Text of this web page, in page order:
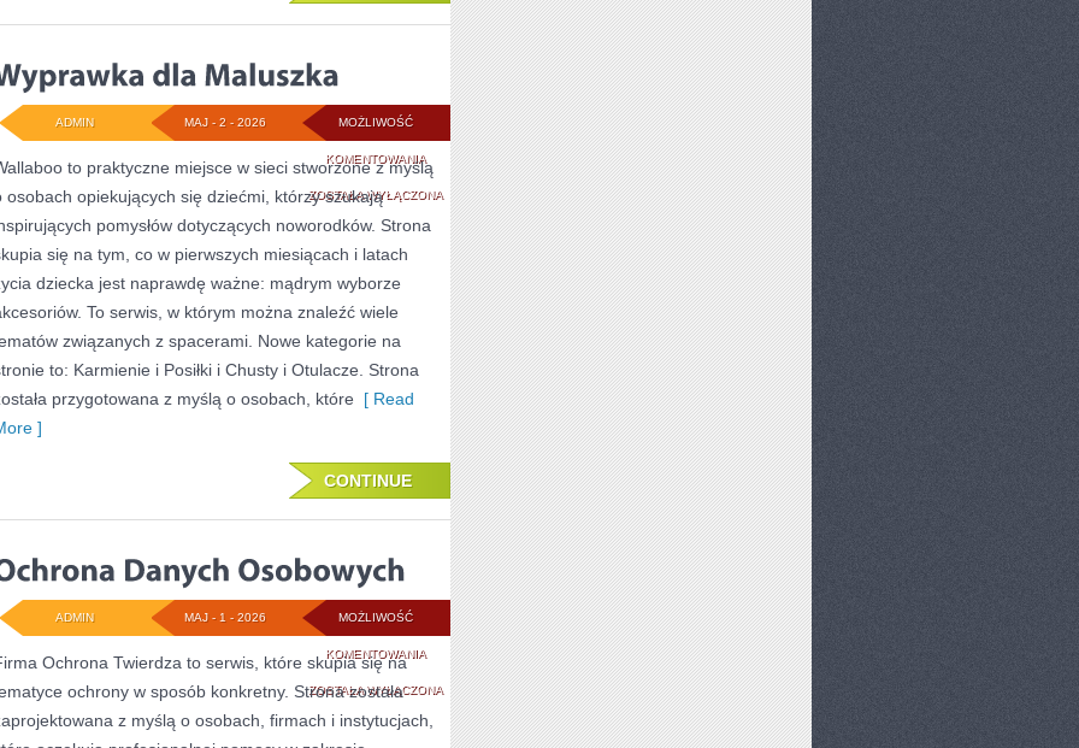
MOŻLIWOŚĆ
KOMENTOWANIAWYPRAWKA
DLA
MALUSZKA
ZOSTAŁA WYŁĄCZONA
MAJ - 2 - 2026
ADMIN
to praktyczne miejsce w sieci stworzone z myślą
osobach opiekujących się dziećmi, którzy szukają
pomysłów dotyczących noworodków. Strona
się na tym, co w pierwszych miesiącach i latach
dziecka jest naprawdę ważne: mądrym wyborze
To serwis, w którym można znaleźć wiele
związanych z spacerami. Nowe kategorie na
to: Karmienie i Posiłki i Chusty i Otulacze. Strona
przygotowana z myślą o osobach, które [ Read
]
CONTINUE
MOŻLIWOŚĆ
KOMENTOWANIAOCHRONA
DANYCH
OSOBOWYCH
ZOSTAŁA WYŁĄCZONA
MAJ - 1 - 2026
ADMIN
Ochrona Twierdza to serwis, które skupia się na
ochrony w sposób konkretny. Strona została
z myślą o osobach, firmach i instytucjach,